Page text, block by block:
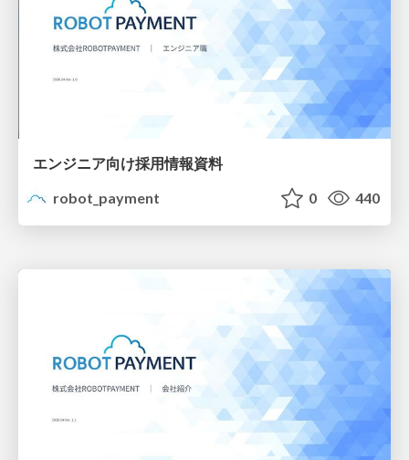
エンジニア向け採用情報資料
robot_payment
0 440